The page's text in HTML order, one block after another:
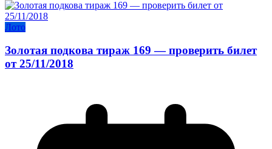
Лото
Золотая подкова тираж 169 — проверить билет
от 25/11/2018